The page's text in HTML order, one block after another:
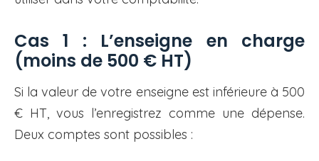
Cas 1 : L’enseigne en charge
(moins de 500 € HT)
Si la valeur de votre enseigne est inférieure à 500
€ HT, vous l’enregistrez comme une dépense.
Deux comptes sont possibles :